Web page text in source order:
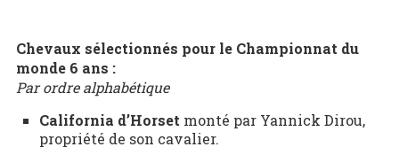
Chevaux sélectionnés pour le Championnat du
monde 6 ans :
Par ordre alphabétique
California d’Horset monté par Yannick Dirou,
propriété de son cavalier.